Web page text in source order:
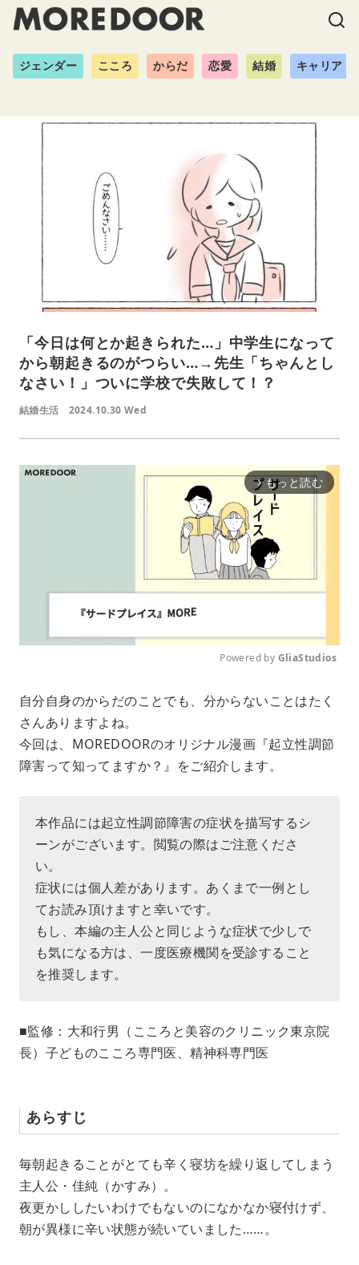
ジェンダー こころ からだ 恋愛 結婚 キャリア
「今日は何とか起きられた…」中学生になって
から朝起きるのがつらい…→先生「ちゃんとし
なさい！」ついに学校で失敗して！？
結婚生活 2024.10.30 Wed
arrow_forward_ios もっと読む
u
e
Powered by GliaStudios
自分自身のからだのことでも、分からないことはたく
さんありますよね。
今回は、MOREDOORのオリジナル漫画『起立性調節
障害って知ってますか？』をご紹介します。
本作品には起立性調節障害の症状を描写するシ
ーンがございます。閲覧の際はご注意くださ
い。
症状には個人差があります。あくまで一例とし
てお読み頂けますと幸いです。
もし、本編の主人公と同じような症状で少しで
も気になる方は、一度医療機関を受診すること
を推奨します。
■監修：大和行男（こころと美容のクリニック東京院
長）子どものこころ専門医、精神科専門医
あらすじ
毎朝起きることがとても辛く寝坊を繰り返してしまう
主人公・佳純（かすみ）。
夜更かししたいわけでもないのになかなか寝付けず、
朝が異様に辛い状態が続いていました……。